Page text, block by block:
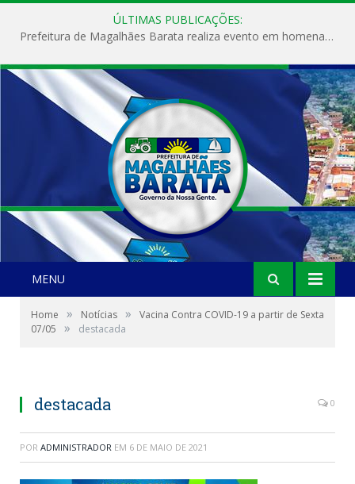
ÚLTIMAS PUBLICAÇÕES:
Prefeitura de Magalhães Barata realiza evento em homenagem ao Dia Internacional da Mulher
MENU
Home » Notícias »
Vacina Contra COVID-19 a partir de Sexta
07/05
» destacada
destacada 0
POR ADMINISTRADOR EM 6 DE MAIO DE 2021